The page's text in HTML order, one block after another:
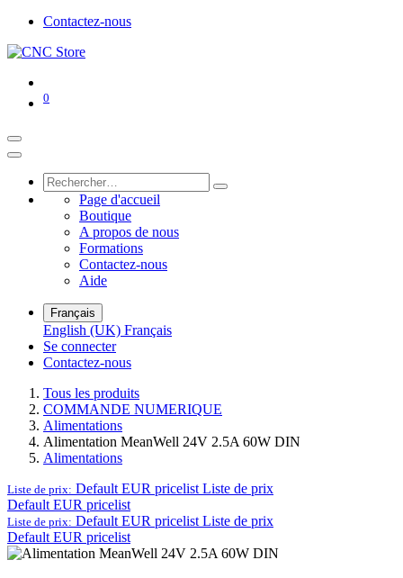
Contactez-nous
0
Page d'accueil
Boutique
A propos de nous
Formations
Contactez-nous
Aide
Français
English (UK) Français
Se connecter
Contactez-nous
Tous les produits
COMMANDE NUMERIQUE
Alimentations
Alimentation MeanWell 24V 2.5A 60W DIN
Alimentations
Liste de prix: Default EUR pricelist Liste de prix
Default EUR pricelist
Liste de prix: Default EUR pricelist Liste de prix
Default EUR pricelist